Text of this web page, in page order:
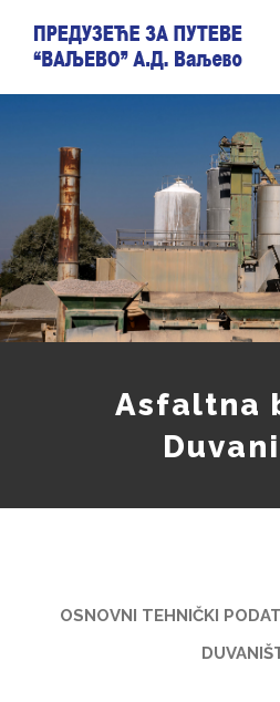
content
Asfaltna
OSNOVNI TEHNIČKI